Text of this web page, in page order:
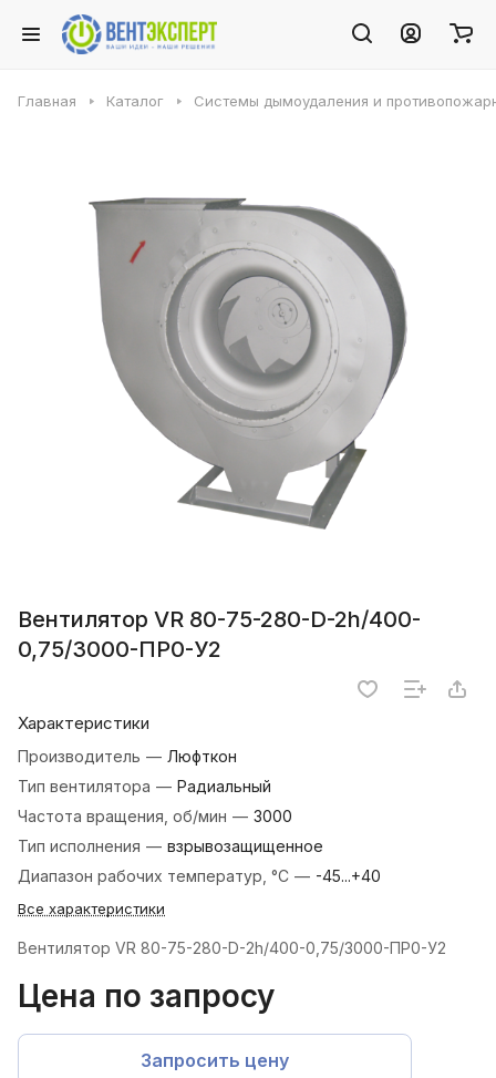
Главная Каталог Системы дымоудаления и
Вентилятор VR 80-75-280-D-2h/400-
0,75/3000-ПР0-У2
Характеристики
Производитель — Люфткон
Тип вентилятора — Радиальный
Частота вращения, об/мин — 3000
Тип исполнения — взрывозащищенное
Диапазон рабочих температур, °С — -45...+40
Все характеристики
Вентилятор VR 80-75-280-D-2h/400-0,75/3000-ПР0-У2
Цена по запросу
Запросить цену